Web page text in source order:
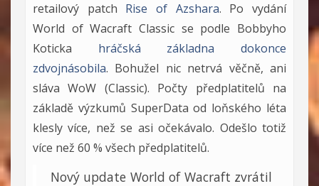
retailový patch Rise of Azshara. Po vydání
World of Wacraft Classic se podle Bobbyho
Koticka hráčská základna dokonce
zdvojnásobila. Bohužel nic netrvá věčně, ani
sláva WoW (Classic). Počty předplatitelů na
základě výzkumů SuperData od loňského léta
klesly více, než se asi očekávalo. Odešlo totiž
více než 60 % všech předplatitelů.
Nový update World of Wacraft zvrátil